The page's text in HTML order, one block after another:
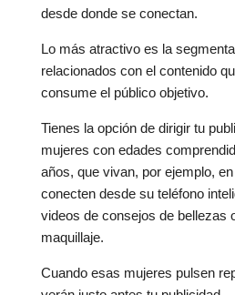
desde donde se conectan.
Lo más atractivo es la
relacionados con el contenido
consume el público objetivo.
Tienes la opción de dirigir tu
mujeres con edades
años, que vivan, por ejemplo,
conecten desde su teléfono
videos de consejos de bellezas
maquillaje.
Cuando esas mujeres pulsen